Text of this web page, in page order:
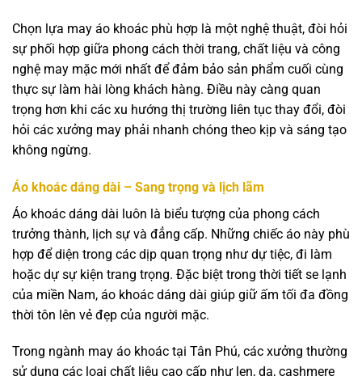
Chọn lựa may áo khoác phù hợp là một nghệ thuật, đòi hỏi
sự phối hợp giữa phong cách thời trang, chất liệu và công
nghệ may mặc mới nhất để đảm bảo sản phẩm cuối cùng
thực sự làm hài lòng khách hàng. Điều này càng quan
trọng hơn khi các xu hướng thị trường liên tục thay đổi, đòi
hỏi các xưởng may phải nhanh chóng theo kịp và sáng tạo
không ngừng.
Áo khoác dáng dài – Sang trọng và lịch lãm
Áo khoác dáng dài luôn là biểu tượng của phong cách
trưởng thành, lịch sự và đẳng cấp. Những chiếc áo này phù
hợp để diện trong các dịp quan trọng như dự tiệc, đi làm
hoặc dự sự kiện trang trọng. Đặc biệt trong thời tiết se lạnh
của miền Nam, áo khoác dáng dài giúp giữ ấm tối đa đồng
thời tôn lên vẻ đẹp của người mặc.
Trong ngành may áo khoác tại Tân Phú, các xưởng thường
sử dụng các loại chất liệu cao cấp như len, dạ, cashmere